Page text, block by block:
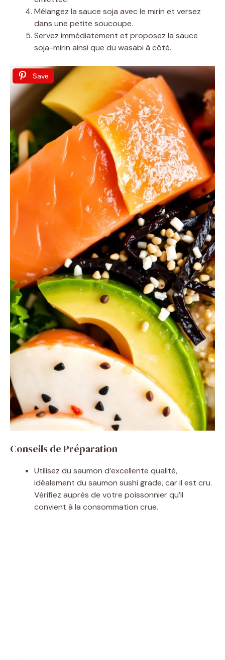
Mélangez la sauce soja avec le mirin et versez
dans une petite soucoupe.
Servez immédiatement et proposez la sauce
soja-mirin ainsi que du wasabi à côté.
Save
Conseils de Préparation
Utilisez du saumon d’excellente qualité,
idéalement du saumon sushi grade, car il est cru.
Vérifiez auprès de votre poissonnier qu’il
convient à la consommation crue.